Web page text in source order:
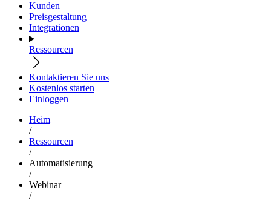
Kunden
Preisgestaltung
Integrationen
Ressourcen
Kontaktieren Sie uns
Kostenlos starten
Einloggen
Heim
/
Ressourcen
/
Automatisierung
/
Webinar
/